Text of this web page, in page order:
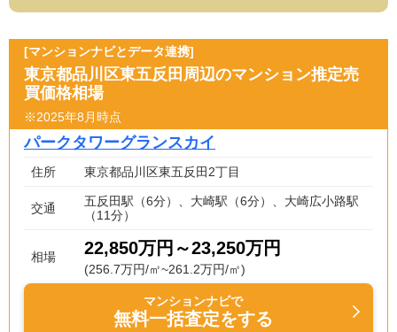
[マンションナビとデータ連携]
東京都品川区東五反田周辺のマンション推定売
買価格相場
※2025年8月時点
パークタワーグランスカイ
住所 東京都品川区東五反田2丁目
交通
五反田駅（6分）、大崎駅（6分）、大崎広小路駅
（11分）
相場 22,850万円～23,250万円
(256.7万円/㎡~261.2万円/㎡)
マンションナビで
無料一括査定をする